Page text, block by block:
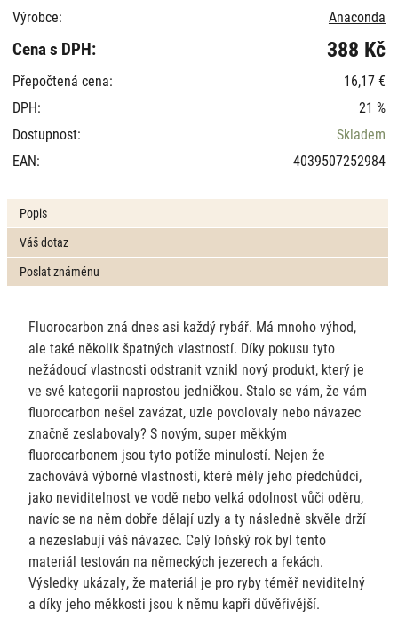
Výrobce:
Anaconda
Cena s DPH: 388 Kč
Přepočtená cena:
16,17 €
DPH:
21 %
Dostupnost:
Skladem
EAN:
4039507252984
Popis
Váš dotaz
Poslat známénu
Fluorocarbon zná dnes asi každý rybář. Má mnoho výhod,
ale také několik špatných vlastností. Díky pokusu tyto
nežádoucí vlastnosti odstranit vznikl nový produkt, který je
ve své kategorii naprostou jedničkou. Stalo se vám, že vám
fluorocarbon nešel zavázat, uzle povolovaly nebo návazec
značně zeslabovaly? S novým, super měkkým
fluorocarbonem jsou tyto potíže minulostí. Nejen že
zachovává výborné vlastnosti, které měly jeho předchůdci,
jako neviditelnost ve vodě nebo velká odolnost vůči oděru,
navíc se na něm dobře dělají uzly a ty následně skvěle drží
a nezeslabují váš návazec. Celý loňský rok byl tento
materiál testován na německých jezerech a řekách.
Výsledky ukázaly, že materiál je pro ryby téměř neviditelný
a díky jeho měkkosti jsou k němu kapři důvěřivější.